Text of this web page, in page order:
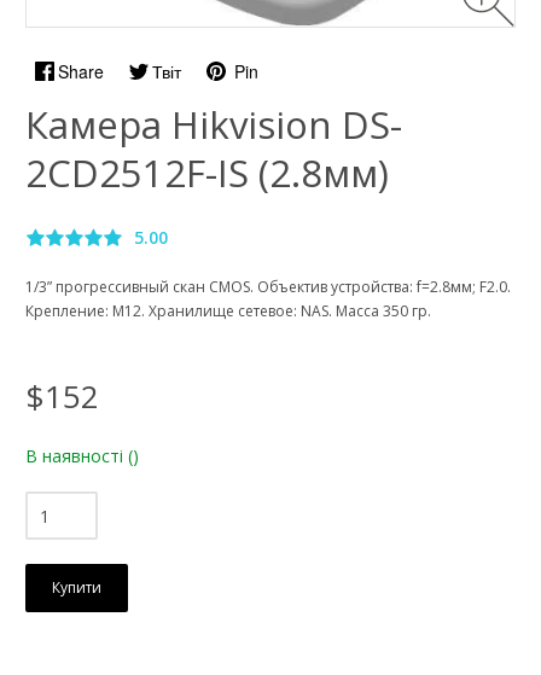
Share Твіт Pin
Камера Hikvision DS-
2CD2512F-IS (2.8мм)
5.00
1/3” прогрессивный скан CMOS. Объектив устройства: f=2.8мм; F2.0.
Крепление: M12. Хранилище сетевое: NAS. Масса 350 гр.
$152
В наявності ()
Купити